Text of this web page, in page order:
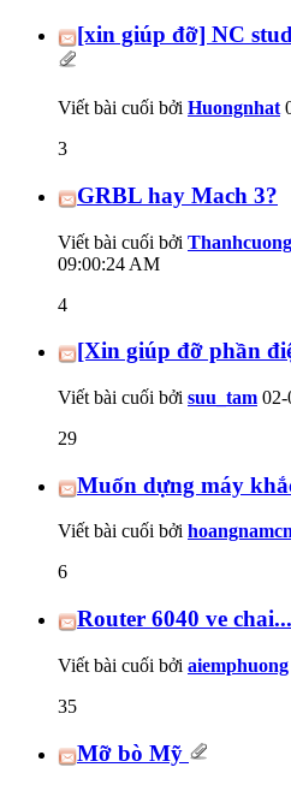
[xin giúp đỡ] NC
Viết bài cuối bởi Huongnhat
3
GRBL hay Mach 3?
Viết bài cuối bởi
09:00:24 AM
4
[Xin giúp đỡ phần
Viết bài cuối bởi suu_tam 02-
29
Muốn dựng máy
Viết bài cuối bởi
6
Router 6040 ve
Viết bài cuối bởi aiemphuong
35
Mỡ bò Mỹ